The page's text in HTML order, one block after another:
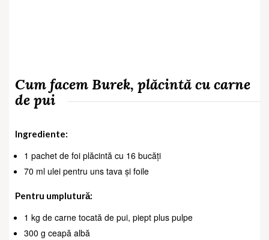
Cum facem Burek, plăcintă cu carne
de pui
Ingrediente:
1 pachet de foi plăcintă cu 16 bucăți
70 ml ulei pentru uns tava și foile
Pentru umplutură:
1 kg de carne tocată de pui, piept plus pulpe
300 g ceapă albă